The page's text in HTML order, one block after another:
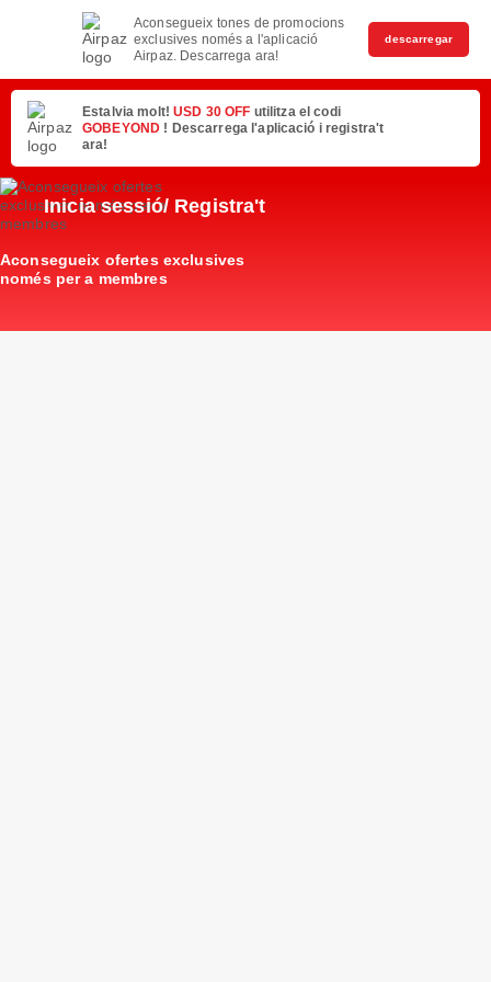
Aconsegueix tones de promocions
exclusives només a l'aplicació
Airpaz. Descarrega ara!
descarregar
Estalvia molt!USD 30 OFF utilitza el codi
GOBEYOND ! Descarrega l'aplicació i registra't
ara!
Inicia sessió/ Registra't
Aconsegueix ofertes exclusives
només per a membres